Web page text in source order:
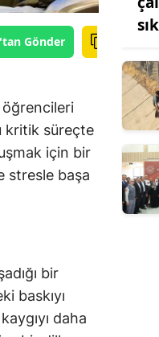
Gönder
öğrencileri
kritik süreçte
için bir
stresle başa
bir
baskıyı
daha